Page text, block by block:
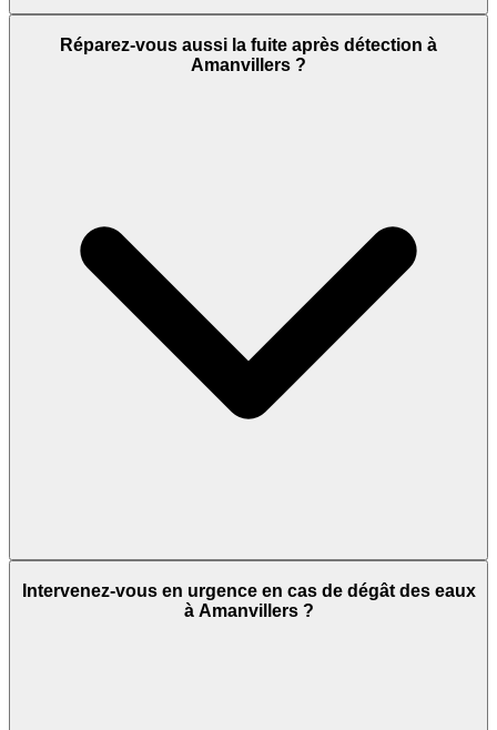
Réparez-vous aussi la fuite après détection à
Amanvillers ?
Intervenez-vous en urgence en cas de dégât des eaux
à Amanvillers ?